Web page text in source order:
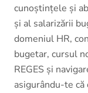
cunoștințele și
și al salarizării
domeniul HR,
bugetar, cursul
REGES și
asigurându-te